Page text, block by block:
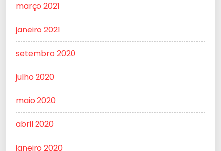
março 2021
janeiro 2021
setembro 2020
julho 2020
maio 2020
abril 2020
janeiro 2020